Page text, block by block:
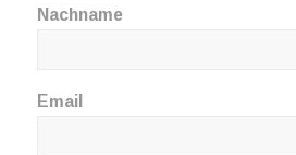
Nachname
Email